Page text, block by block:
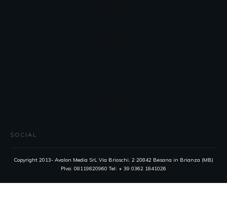
SOCIAL
Copyright 2013- Avalon Media SrL Via Brioschi, 2 20842 Besana in Brianza (MB)
PIva: 08119820960 Tel: + 39 0362 1841026